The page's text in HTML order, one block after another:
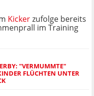
Kickerzufolge bereits
im Training
"VERMUMMTE"
FLÜCHTEN UNTER